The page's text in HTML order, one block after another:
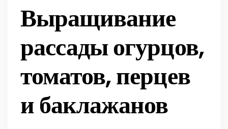
Выращивание
рассады огурцов,
томатов, перцев
и баклажанов